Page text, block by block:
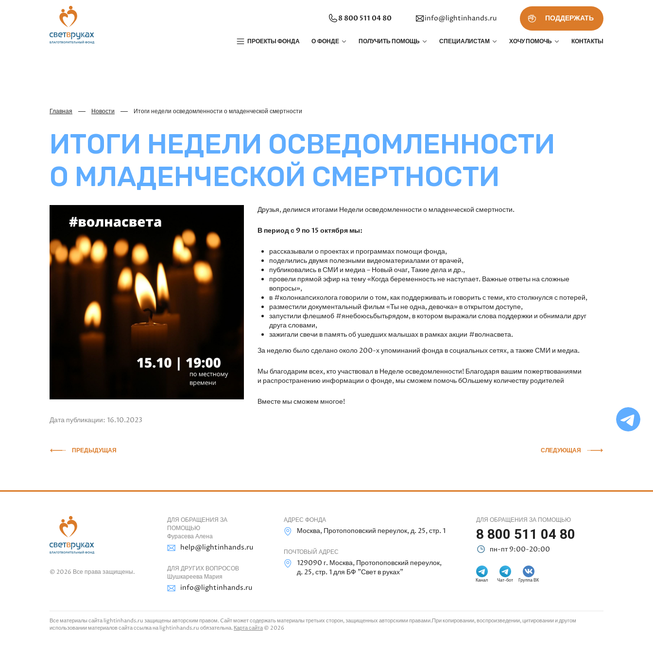
8 800 511 04 80 info@lightinhands.ru ПОДДЕРЖАТЬ
ПРОЕКТЫ ФОНДА О ФОНДЕ ПОЛУЧИТЬ ПОМОЩЬ СПЕЦИАЛИСТАМ ХОЧУ ПОМОЧЬ КОНТАКТЫ
Главная Новости Итоги недели осведомленности о младенческой смертности
ИТОГИ НЕДЕЛИ ОСВЕДОМЛЕННОСТИ
О МЛАДЕНЧЕСКОЙ СМЕРТНОСТИ
Дата публикации: 16.10.2023
Друзья, делимся итогами Недели осведомленности о младенческой смертности.
В период с 9 по 15 октября мы:
рассказывали о проектах и программах помощи фонда,
поделились двумя полезными видеоматериалами от врачей,
публиковались в СМИ и медиа – Новый очаг, Такие дела и др.,
провели прямой эфир на тему «Когда беременность не наступает. Важные ответы на сложные
вопросы»,
в #колонкапсихолога говорили о том, как поддерживать и говорить с теми, кто столкнулся с потерей,
разместили документальный фильм «Ты не одна, девочка» в открытом доступе,
запустили флешмоб #янебоюсьбытьрядом, в котором выражали слова поддержки и обнимали друг
друга словами,
зажигали свечи в память об ушедших малышах в рамках акции #волнасвета.
За неделю было сделано около 200-х упоминаний фонда в социальных сетях, а также СМИ и медиа.
Мы благодарим всех, кто участвовал в Неделе осведомленности! Благодаря вашим пожертвованиями
и распространению информации о фонде, мы сможем помочь бОльшему количеству родителей
Вместе мы сможем многое!
ПРЕДЫДУЩАЯ СЛЕДУЮЩАЯ
© 2026 Все права защищены.
ДЛЯ ОБРАЩЕНИЯ ЗА
ПОМОЩЬЮ
Фурасева Алена
help@lightinhands.ru
ДЛЯ ДРУГИХ ВОПРОСОВ
Шушкареева Мария
info@lightinhands.ru
АДРЕС ФОНДА
Москва, Протопоповский переулок, д. 25, стр. 1
ПОЧТОВЫЙ АДРЕС
129090 г. Москва, Протопоповский переулок,
д. 25, стр. 1 для БФ "Свет в руках"
ДЛЯ ОБРАЩЕНИЯ ЗА ПОМОЩЬЮ
8 800 511 04 80
пн-пт 9:00-20:00
Канал Чат-бот Группа ВК
Все материалы сайта lightinhands.ru защищены авторским правом. Cайт может содержать материалы третьих сторон, защищенных авторскими правами.При копировании, воспроизведении, цитировании и другом
использовании материалов сайта ссылка на lightinhands.ru обязательна. Карта сайта © 2026